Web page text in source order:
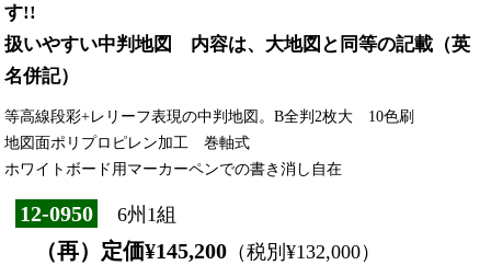
す!!
扱いやすい中判地図 内容は、大地図と同等の記載（英
名併記）
等高線段彩+レリーフ表現の中判地図。B全判2枚大 10色刷
地図面ポリプロピレン加工 巻軸式
ホワイトボード用マーカーペンでの書き消し自在
12-0950 6州1組
（再）定価¥145,200（税別¥132,000）